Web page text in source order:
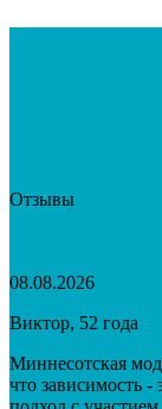
Отзывы
08.08.2026
Виктор, 52 года
Миннесотская
что зависимость -